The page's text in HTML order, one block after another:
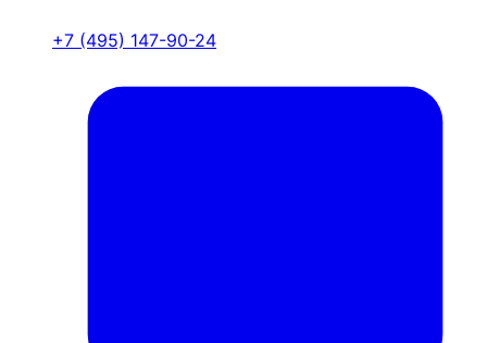
+7 (495) 147-90-24